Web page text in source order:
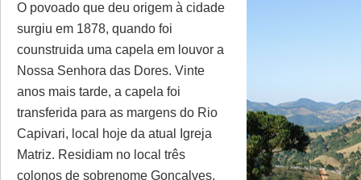
O povoado que deu origem à cidade
surgiu em 1878, quando foi
counstruida uma capela em louvor a
Nossa Senhora das Dores. Vinte
anos mais tarde, a capela foi
transferida para as margens do Rio
Capivari, local hoje da atual Igreja
Matriz. Residiam no local três
colonos de sobrenome Gonçalves,